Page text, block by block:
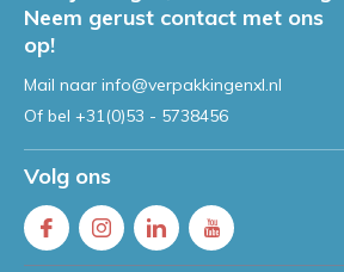
Neem gerust contact met ons
op!
Mail naar info@verpakkingenxl.nl
Of bel +31(0)53 - 5738456
Volg ons